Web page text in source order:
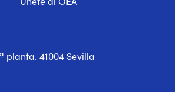
planta. 41004 Sevilla